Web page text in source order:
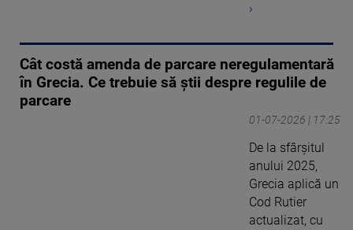
›
Cât costă amenda de parcare neregulamentară
în Grecia. Ce trebuie să știi despre regulile de
parcare
01-07-2026 | 17:25
De la sfârșitul
anului 2025,
Grecia aplică un
Cod Rutier
actualizat, cu